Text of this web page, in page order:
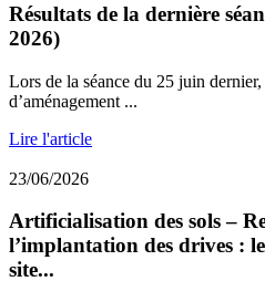
Résultats de la dernière
2026)
Lors de la séance du 25 juin
d’aménagement ...
Lire l'article
23/06/2026
Artificialisation des sols –
l’implantation des drives :
site...